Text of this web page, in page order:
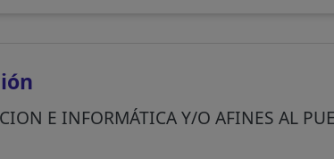
E INFORMÁTICA Y/O AFINES AL